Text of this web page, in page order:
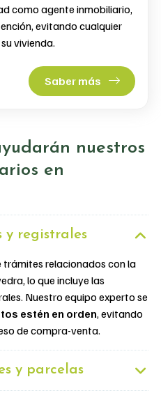
como agente inmobiliario,
evitando cualquier
vivienda.
Saber más
nuestros
en
y registrales
relacionados con la
lo que incluye las
Nuestro equipo experto se
estén en orden, evitando
de compra-venta.
y parcelas